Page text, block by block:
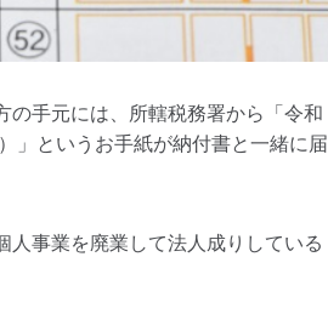
の手元には、所轄税務署から「令和
」というお手紙が納付書と一緒に届
人事業を廃業して法人成りしている